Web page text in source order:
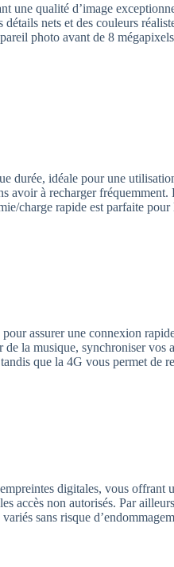
une qualité d’image
nets et des couleurs
photo avant de 8
idéale pour une
avoir à recharger
charge rapide est parfaite
assurer une connexion
la musique, synchroniser
que la 4G vous permet de
digitales, vous
non autorisés. Par
sans risque